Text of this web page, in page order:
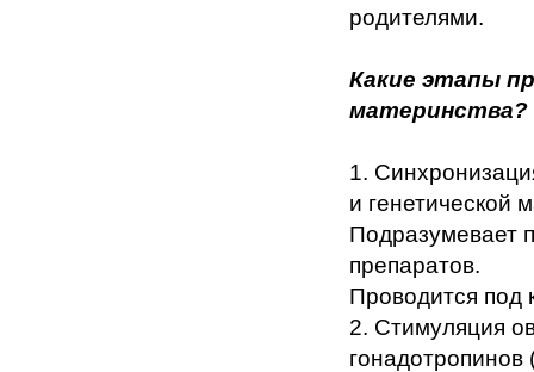
родителями.
Какие этапы
материнства?
1.
и генетической
Подразумевает
препаратов.
Проводится под
2. Стимуляция